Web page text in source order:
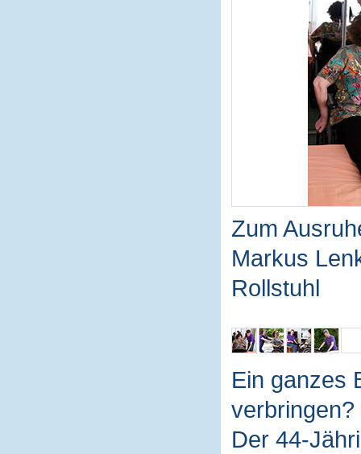
Zum
Markus
Rollstuhl
Ein ganzes
Der 44-